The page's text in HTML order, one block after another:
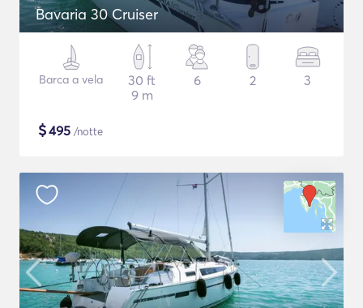
Bavaria 30 Cruiser
Barca a vela
30 ft
9 m
6 2 3
$495 /notte